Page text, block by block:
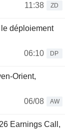
11:38
ZD
déploiement
06:10
DP
Orient,
06/08
AW
Earnings Call,